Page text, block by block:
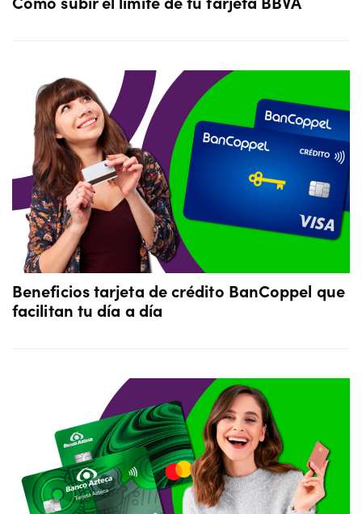
Beneficios tarjeta de crédito BanCoppel que
facilitan tu día a día